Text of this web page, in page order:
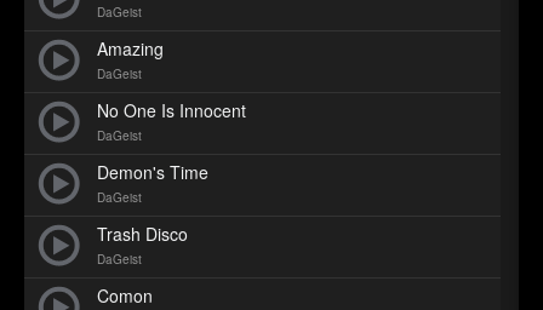
DaGeist
Amazing
DaGeist
No One Is Innocent
DaGeist
Demon's Time
DaGeist
Trash Disco
DaGeist
Comon